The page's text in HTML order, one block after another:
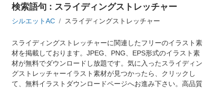
検索語句 : スライディングストレッチャー
シルエットAC スライディングストレッチャー
スライディングストレッチャーに関連したフリーのイラスト素
材を掲載しております。JPEG、PNG、EPS形式のイラスト素
材が無料でダウンロードし放題です。気に入ったスライディン
グストレッチャーイラスト素材が見つかったら、クリックし
て、無料イラストダウンロードページへお進み下さい。高品質